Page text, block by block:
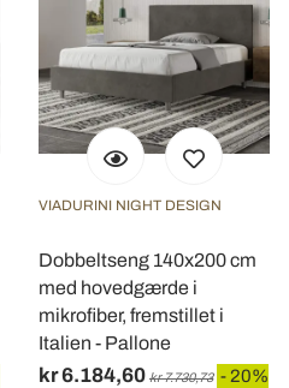
VIADURINI NIGHT DESIGN
Dobbeltseng 140x200 cm
med hovedgærde i
mikrofiber, fremstillet i
Italien - Pallone
kr 6.184,60 kr 7.730,73 - 20%